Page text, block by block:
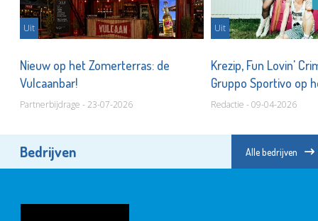
Uit
Nieuw op het Zomerterras: de
Vulcaanbar!
Partnerbijdrage - 23-07-2026
Uit
Krezip, Fun Lovin'
Gruppo Sportivo op
Redactie - 09-04-2026
Bedrijven Alle bedrijven